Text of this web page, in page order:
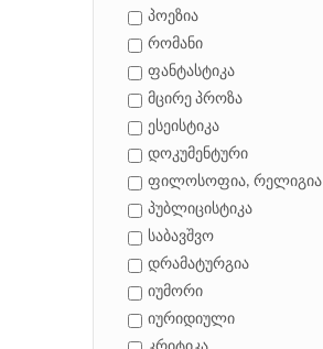
პოეზია
რომანი
ფანტასტიკა
მცირე პროზა
ესეისტიკა
დოკუმენტური
ფილოსოფია, რელიგია
პუბლიცისტიკა
საბავშვო
დრამატურგია
იუმორი
იურიდიული